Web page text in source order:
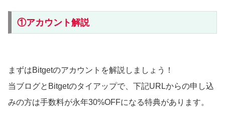
①アカウント解説
まずはBitgetのアカウントを解説しましょう！
当ブログとBitgetのタイアップで、下記URLからの申し込
みの方は手数料が永年30%OFFになる特典があります。